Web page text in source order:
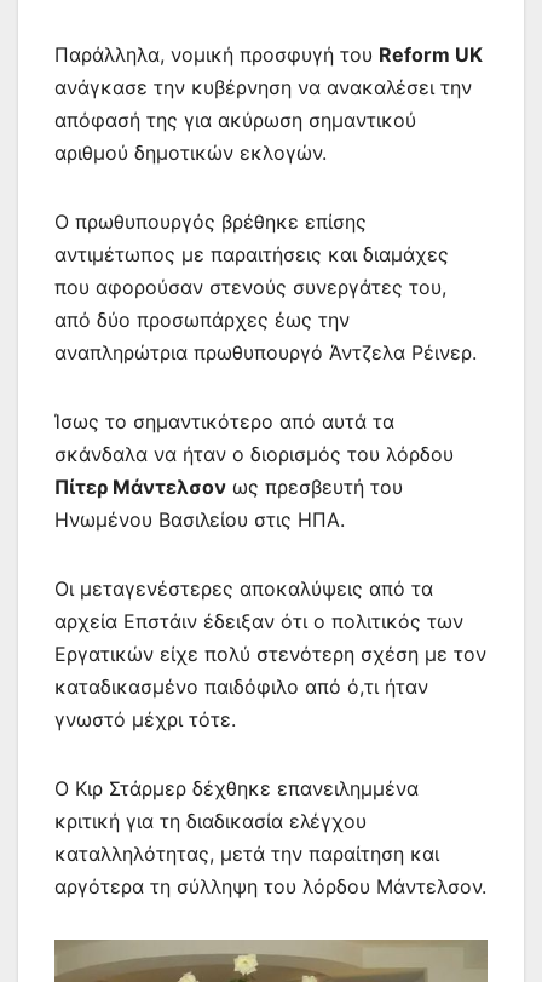
Παράλληλα, νομική προσφυγή του Reform UK
ανάγκασε την κυβέρνηση να ανακαλέσει την
απόφασή της για ακύρωση σημαντικού
αριθμού δημοτικών εκλογών.
Ο πρωθυπουργός βρέθηκε επίσης
αντιμέτωπος με παραιτήσεις και διαμάχες
που αφορούσαν στενούς συνεργάτες του,
από δύο προσωπάρχες έως την
αναπληρώτρια πρωθυπουργό Άντζελα Ρέινερ.
Ίσως το σημαντικότερο από αυτά τα
σκάνδαλα να ήταν ο διορισμός του λόρδου
Πίτερ Μάντελσον ως πρεσβευτή του
Ηνωμένου Βασιλείου στις ΗΠΑ.
Οι μεταγενέστερες αποκαλύψεις από τα
αρχεία Επστάιν έδειξαν ότι ο πολιτικός των
Εργατικών είχε πολύ στενότερη σχέση με τον
καταδικασμένο παιδόφιλο από ό,τι ήταν
γνωστό μέχρι τότε.
Ο Κιρ Στάρμερ δέχθηκε επανειλημμένα
κριτική για τη διαδικασία ελέγχου
καταλληλότητας, μετά την παραίτηση και
αργότερα τη σύλληψη του λόρδου Μάντελσον.